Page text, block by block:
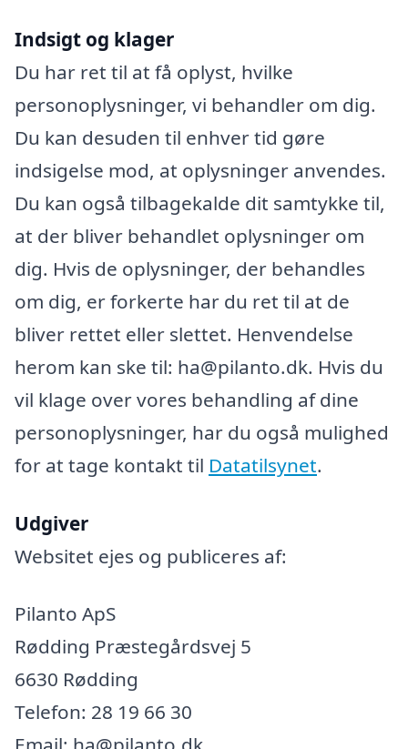
Indsigt og klager
Du har ret til at få oplyst, hvilke
personoplysninger, vi behandler om dig.
Du kan desuden til enhver tid gøre
indsigelse mod, at oplysninger anvendes.
Du kan også tilbagekalde dit samtykke til,
at der bliver behandlet oplysninger om
dig. Hvis de oplysninger, der behandles
om dig, er forkerte har du ret til at de
bliver rettet eller slettet. Henvendelse
herom kan ske til: ha@pilanto.dk. Hvis du
vil klage over vores behandling af dine
personoplysninger, har du også mulighed
for at tage kontakt til Datatilsynet.
Udgiver
Websitet ejes og publiceres af:
Pilanto ApS
Rødding Præstegårdsvej 5
6630 Rødding
Telefon: 28 19 66 30